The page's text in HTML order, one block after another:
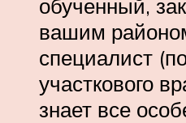
обученный,
вашим
специалист
участкового
знает все